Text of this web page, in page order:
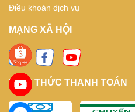
Điều khoản dịch vụ
MẠNG XÃ HỘI
HÌNH THỨC THANH TOÁN